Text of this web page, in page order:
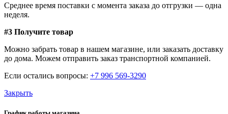
Среднее время поставки с момента заказа до отгрузки — одна
неделя.
#3 Получите товар
Можно забрать товар в нашем магазине, или заказать доставку
до дома. Можем отправить заказ транспортной компанией.
Если остались вопросы: +7 996 569-3290
Закрыть